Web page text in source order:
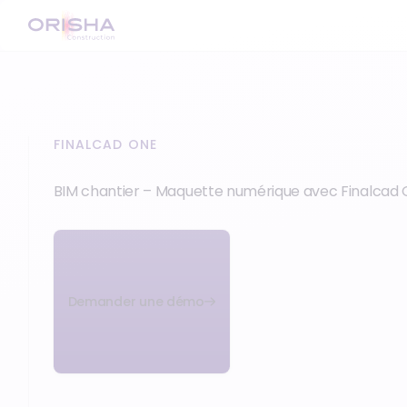
FINALCAD ONE
BIM chantier – Maquette numérique avec Finalcad
Demander une démo